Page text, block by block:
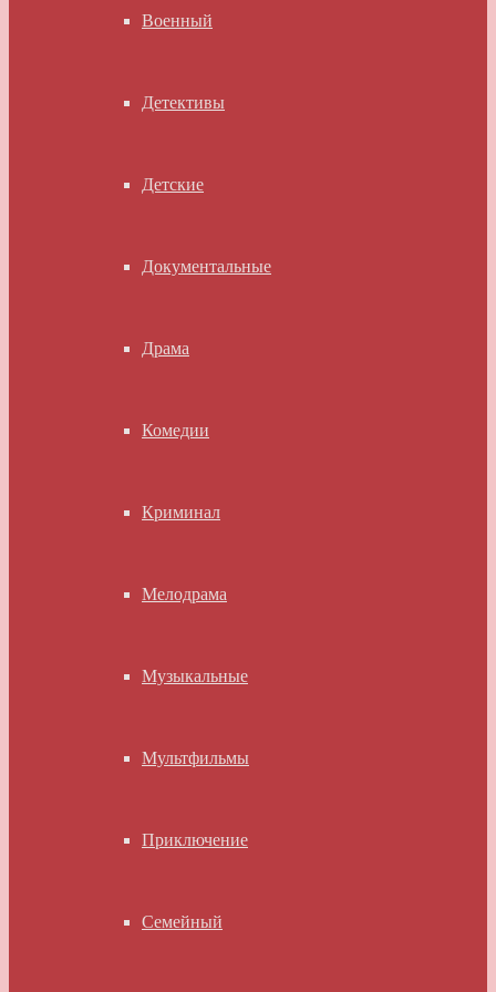
Военный
Детективы
Детские
Документальные
Драма
Комедии
Криминал
Мелодрама
Музыкальные
Мультфильмы
Приключение
Семейный